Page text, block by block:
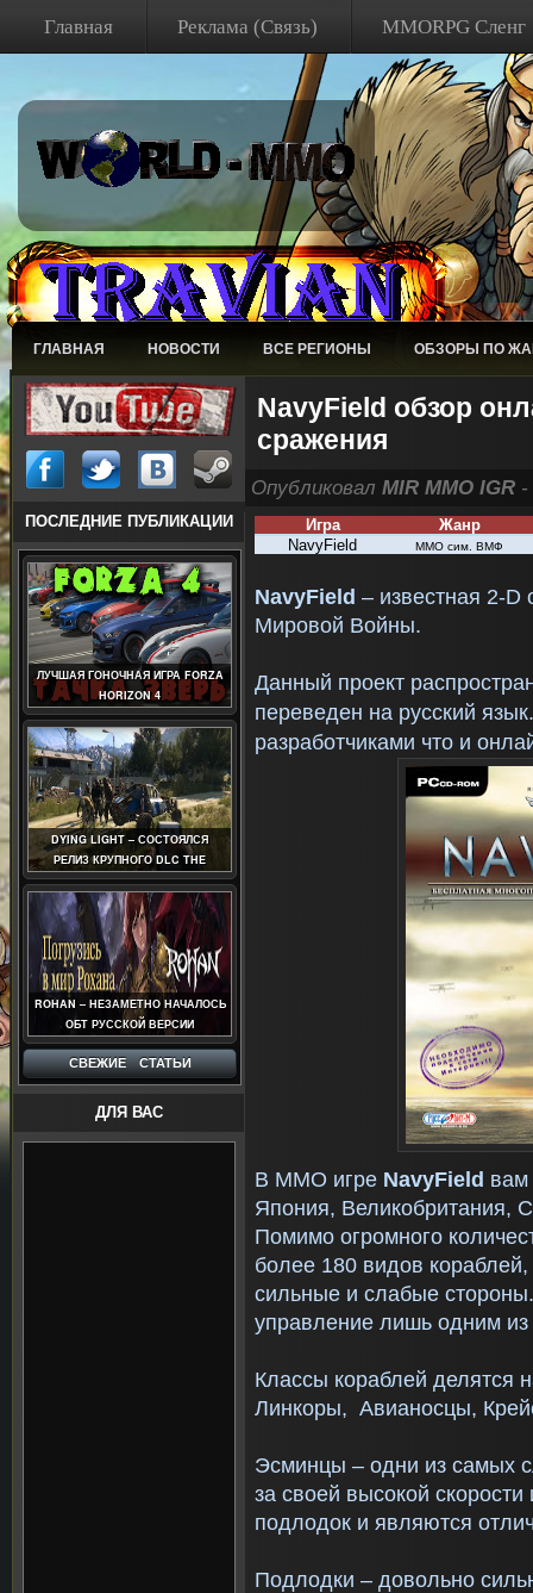
Главная Реклама (Связь) MMORPG Сленг
ГЛАВНАЯ НОВОСТИ ВСЕ РЕГИОНЫ ОБЗОРЫ ПО
ПОСЛЕДНИЕ ПУБЛИКАЦИИ
ЛУЧШАЯ ГОНОЧНАЯ ИГРА FORZA
HORIZON 4
DYING LIGHT – СОСТОЯЛСЯ
РЕЛИЗ КРУПНОГО DLC THE
FOLLOWING
ROHAN – НЕЗАМЕТНО НАЧАЛОСЬ
ОБТ РУССКОЙ ВЕРСИИ
СВЕЖИЕ СТАТЬИ
ДЛЯ ВАС
NavyField обзор
сражения
Опубликовал MIR MMO IGR -
Игра
Жанр
NavyField
MMO сим. ВМФ
NavyField – известная 2-D
Мировой Войны.
Данный проект
переведен на русский
разработчиками что и
В MMO игре NavyField вам
Япония,
Помимо огромного
более 180 видов
сильные и слабые
управление лишь одним из
Классы кораблей делятся
Линкоры, Авианосцы,
Эсминцы – одни из самых
за своей высокой
подлодок и являются
Подлодки – довольно